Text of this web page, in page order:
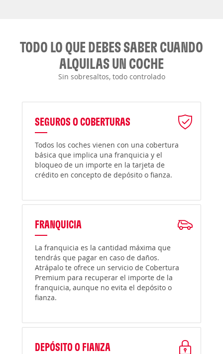
TODO LO QUE DEBES SABER CUANDO
ALQUILAS UN COCHE
Sin sobresaltos, todo controlado
SEGUROS O COBERTURAS
Todos los coches vienen con una cobertura
básica que implica una franquicia y el
bloqueo de un importe en la tarjeta de
crédito en concepto de depósito o fianza.
FRANQUICIA
La franquicia es la cantidad máxima que
tendrás que pagar en caso de daños.
Atrápalo te ofrece un servicio de Cobertura
Premium para recuperar el importe de la
franquicia, aunque no evita el depósito o
fianza.
DEPÓSITO O FIANZA